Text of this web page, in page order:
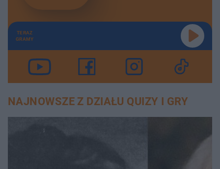
TERAZ
GRAMY
NAJNOWSZE Z DZIAŁU QUIZY I GRY